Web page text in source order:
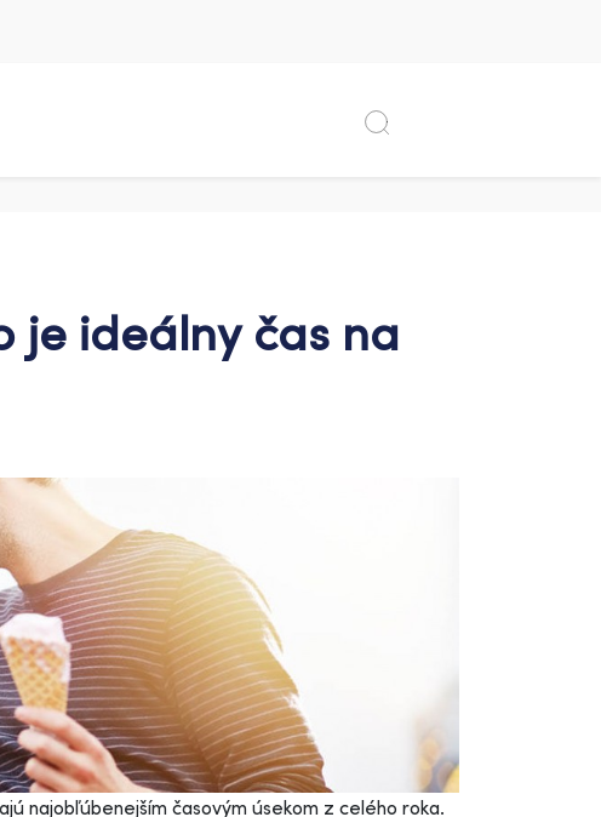
je ideálny čas na
najobľúbenejším časovým úsekom z celého roka.